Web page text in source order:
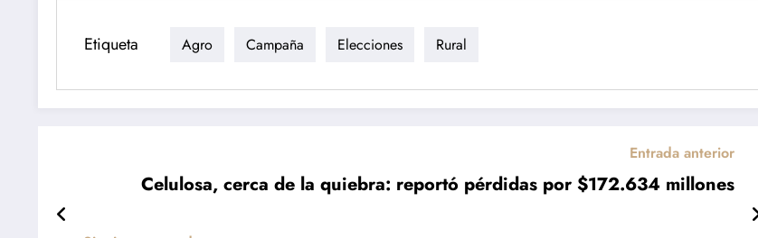
Etiqueta Agro Campaña Elecciones Rural
Entrada anterior
Celulosa, cerca de la quiebra: reportó pérdidas por $172.634 millones